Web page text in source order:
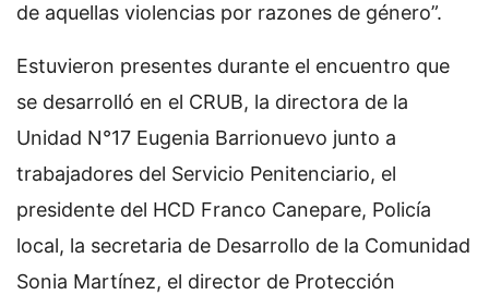
de aquellas violencias por razones de género”.
Estuvieron presentes durante el encuentro que
se desarrolló en el CRUB, la directora de la
Unidad N°17 Eugenia Barrionuevo junto a
trabajadores del Servicio Penitenciario, el
presidente del HCD Franco Canepare, Policía
local, la secretaria de Desarrollo de la Comunidad
Sonia Martínez, el director de Protección